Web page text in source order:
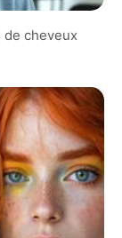
de cheveux